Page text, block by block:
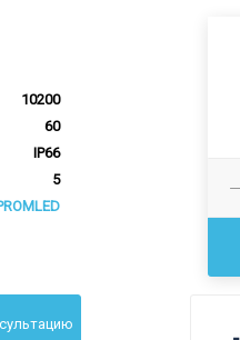
10200
60
IP66
5